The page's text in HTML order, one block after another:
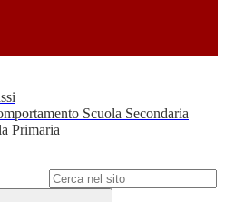
Scuola Secondaria
Primaria